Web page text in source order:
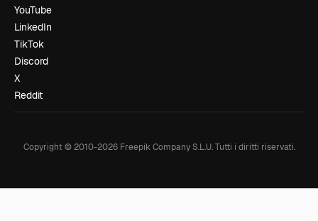
YouTube
LinkedIn
TikTok
Discord
X
Reddit
Copyright © 2010-2026Freepik Company S.L.U. Tutti i diritti riservati.